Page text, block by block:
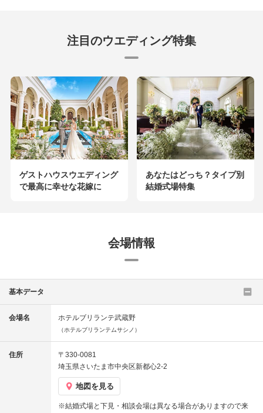
注目のウエディング特集
ゲストハウスウエディング
で最高に幸せな花嫁に
あなたはどっち？タイプ別
結婚式場特集
会場情報
基本データ
会場名 ホテルブリランテ武蔵野
（ホテルブリランテムサシノ）
住所
〒330-0081
埼玉県さいたま市中央区新都心2-2
地図を見る
※結婚式場と下見・相談会場は異なる場合がありますので来